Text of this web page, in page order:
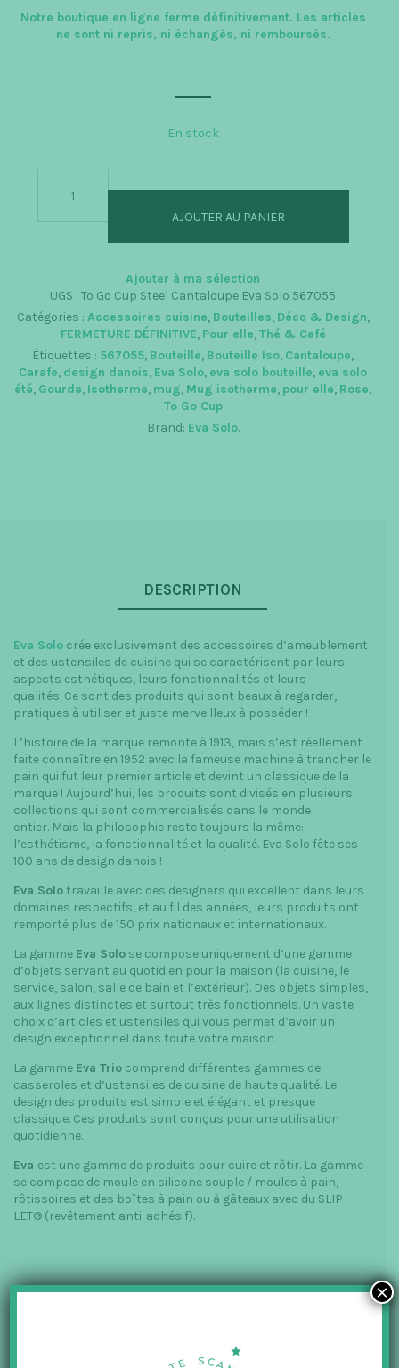
Notre boutique en ligne ferme définitivement. Les articles
ne sont ni repris, ni échangés, ni remboursés.
En stock
de
Mug
Isotherme
0,35
AJOUTER AU PANIER
Ajouter à ma sélection
UGS : To Go Cup Steel Cantaloupe Eva Solo 567055
Catégories : Accessoires cuisine, Bouteilles, Déco & Design,
FERMETURE DÉFINITIVE, Pour elle,Thé & Café
Étiquettes : 567055, Bouteille, Bouteille Iso, Cantaloupe,
Carafe, design danois, Eva Solo, eva solo bouteille, eva solo
été, Gourde, Isotherme, mug, Mug isotherme, pour elle, Rose,
To Go Cup
Brand: Eva Solo.
DESCRIPTION
Eva Solo crée exclusivement des accessoires d’ameublement
et des ustensiles de cuisine qui se caractérisent par leurs
aspects esthétiques, leurs fonctionnalités et leurs
qualités. Ce sont des produits qui sont beaux à regarder,
pratiques à utiliser et juste merveilleux à posséder !
L’histoire de la marque remonte à 1913, mais s’est réellement
faite connaître en 1952 avec la fameuse machine à trancher le
pain qui fut leur premier article et devint un classique de la
marque ! Aujourd’hui, les produits sont divisés en plusieurs
collections qui sont commercialisés dans le monde
entier. Mais la philosophie reste toujours la même:
l’esthétisme, la fonctionnalité et la qualité. Eva Solo fête ses
100 ans de design danois !
Eva Solo travaille avec des designers qui excellent dans leurs
domaines respectifs, et au fil des années, leurs produits ont
remporté plus de 150 prix nationaux et internationaux.
La gamme Eva Solo se compose uniquement d’une gamme
d’objets servant au quotidien pour la maison (la cuisine, le
service, salon, salle de bain et l’extérieur). Des objets simples,
aux lignes distinctes et surtout très fonctionnels. Un vaste
choix d’articles et ustensiles qui vous permet d’avoir un
design exceptionnel dans toute votre maison.
La gamme Eva Trio comprend différentes gammes de
casseroles et d’ustensiles de cuisine de haute qualité. Le
design des produits est simple et élégant et presque
classique. Ces produits sont conçus pour une utilisation
quotidienne.
Eva est une gamme de produits pour cuire et rôtir. La gamme
se compose de moule en silicone souple / moules à pain,
rôtissoires et des boîtes à pain ou à gâteaux avec du SLIP-
LET® (revêtement anti-adhésif).
×